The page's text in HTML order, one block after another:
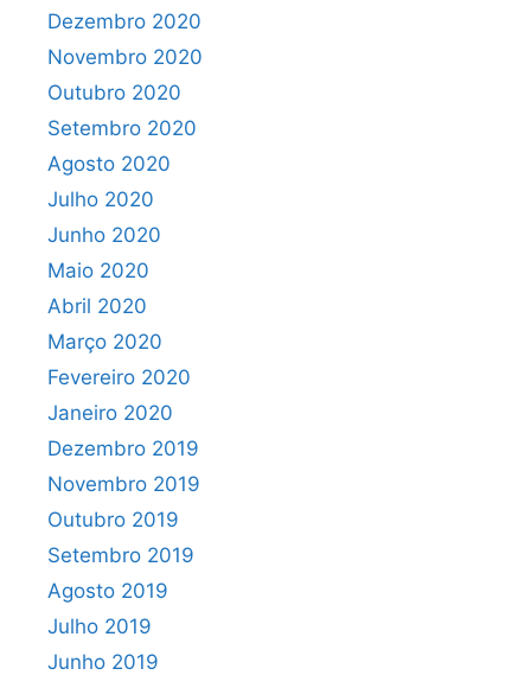
Dezembro 2020
Novembro 2020
Outubro 2020
Setembro 2020
Agosto 2020
Julho 2020
Junho 2020
Maio 2020
Abril 2020
Março 2020
Fevereiro 2020
Janeiro 2020
Dezembro 2019
Novembro 2019
Outubro 2019
Setembro 2019
Agosto 2019
Julho 2019
Junho 2019